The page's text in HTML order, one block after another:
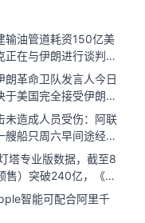
输油管道耗资150亿美
在与伊朗进行谈判，
革命卫队发言人今日
美国完全接受伊朗的
未造成人员受伤：阿联
船只周六早间途经霍
塔专业版数据，截至8
售）突破240亿，《飞
智能可配合阿里千